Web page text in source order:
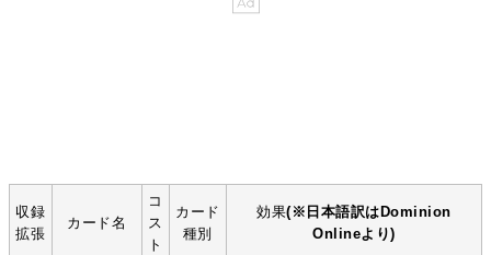
収録
拡張
カード名
コ
ス
ト
カード
種別
効果(※日本語訳はDominion
Onlineより)